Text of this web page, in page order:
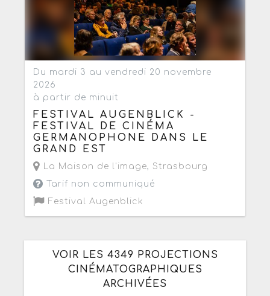
Du mardi 3 au vendredi 20 novembre
2026
à partir de minuit
FESTIVAL AUGENBLICK -
FESTIVAL DE CINÉMA
GERMANOPHONE DANS LE
GRAND EST
La Maison de l'image, Strasbourg
Tarif non communiqué
Festival Augenblick
VOIR LES 4349 PROJECTIONS
CINÉMATOGRAPHIQUES
ARCHIVÉES